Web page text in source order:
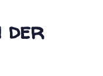
der